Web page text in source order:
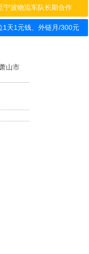
煌！
宁波物流车队长期合作
1天1元钱、外链月/300元
山市